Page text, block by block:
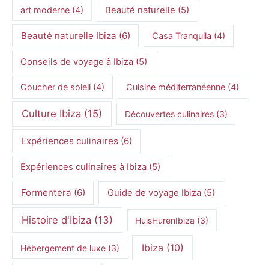
art moderne (4) Beauté naturelle (5)
Beauté naturelle Ibiza (6) Casa Tranquila (4)
Conseils de voyage à Ibiza (5)
Coucher de soleil (4) Cuisine méditerranéenne (4)
Culture Ibiza (15) Découvertes culinaires(3)
Expériences culinaires(6)
Expériences culinaires à Ibiza (5)
Formentera (6) Guide de voyage Ibiza(5)
Histoire d'Ibiza (13) HuisHurenIbiza (3)
Hébergement de luxe(3) Ibiza (10)